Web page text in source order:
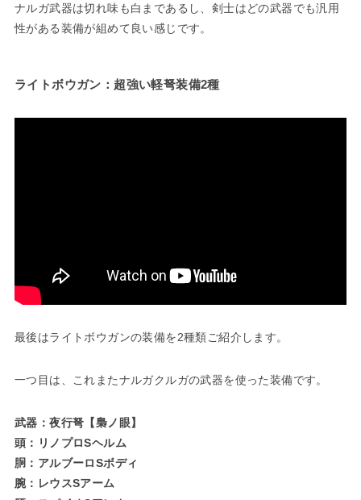
ナルガ武器は切れ味も白まであるし、剣士はどの武器でも汎用
性がある装備が組めて良い感じです。
ライトボウガン：超強い軽弩装備2種
最後はライトボウガンの装備を2種類ご紹介します。
一つ目は、これまたナルガクルガの武器を使った装備です。
武器：夜行弩【梟ノ眼】
頭：リノプロSヘルム
胴：アルブーロSボディ
腕：レウスSアーム